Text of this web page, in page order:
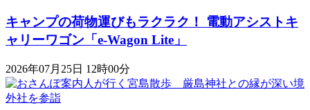
キャンプの荷物運びもラクラク！ 電動アシストキ
ャリーワゴン「​​e-Wagon Lite」
2026年07月25日 12時00分